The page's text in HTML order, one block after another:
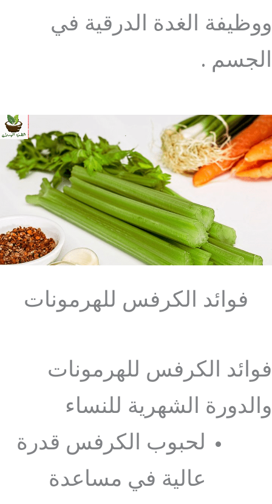
ووظيفة الغدة الدرقية في
الجسم .
فوائد الكرفس للهرمونات
فوائد الكرفس للهرمونات
والدورة الشهرية للنساء
لحبوب الكرفس قدرة
عالية في مساعدة